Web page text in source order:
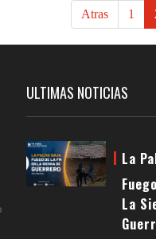
Atras 1
ULTIMAS NOTICIAS
La
La